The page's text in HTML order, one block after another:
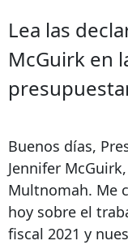
Lea las
McGuirk en
Buenos días,
Jennifer
Multnomah. Me
hoy sobre el
fiscal 2021 y